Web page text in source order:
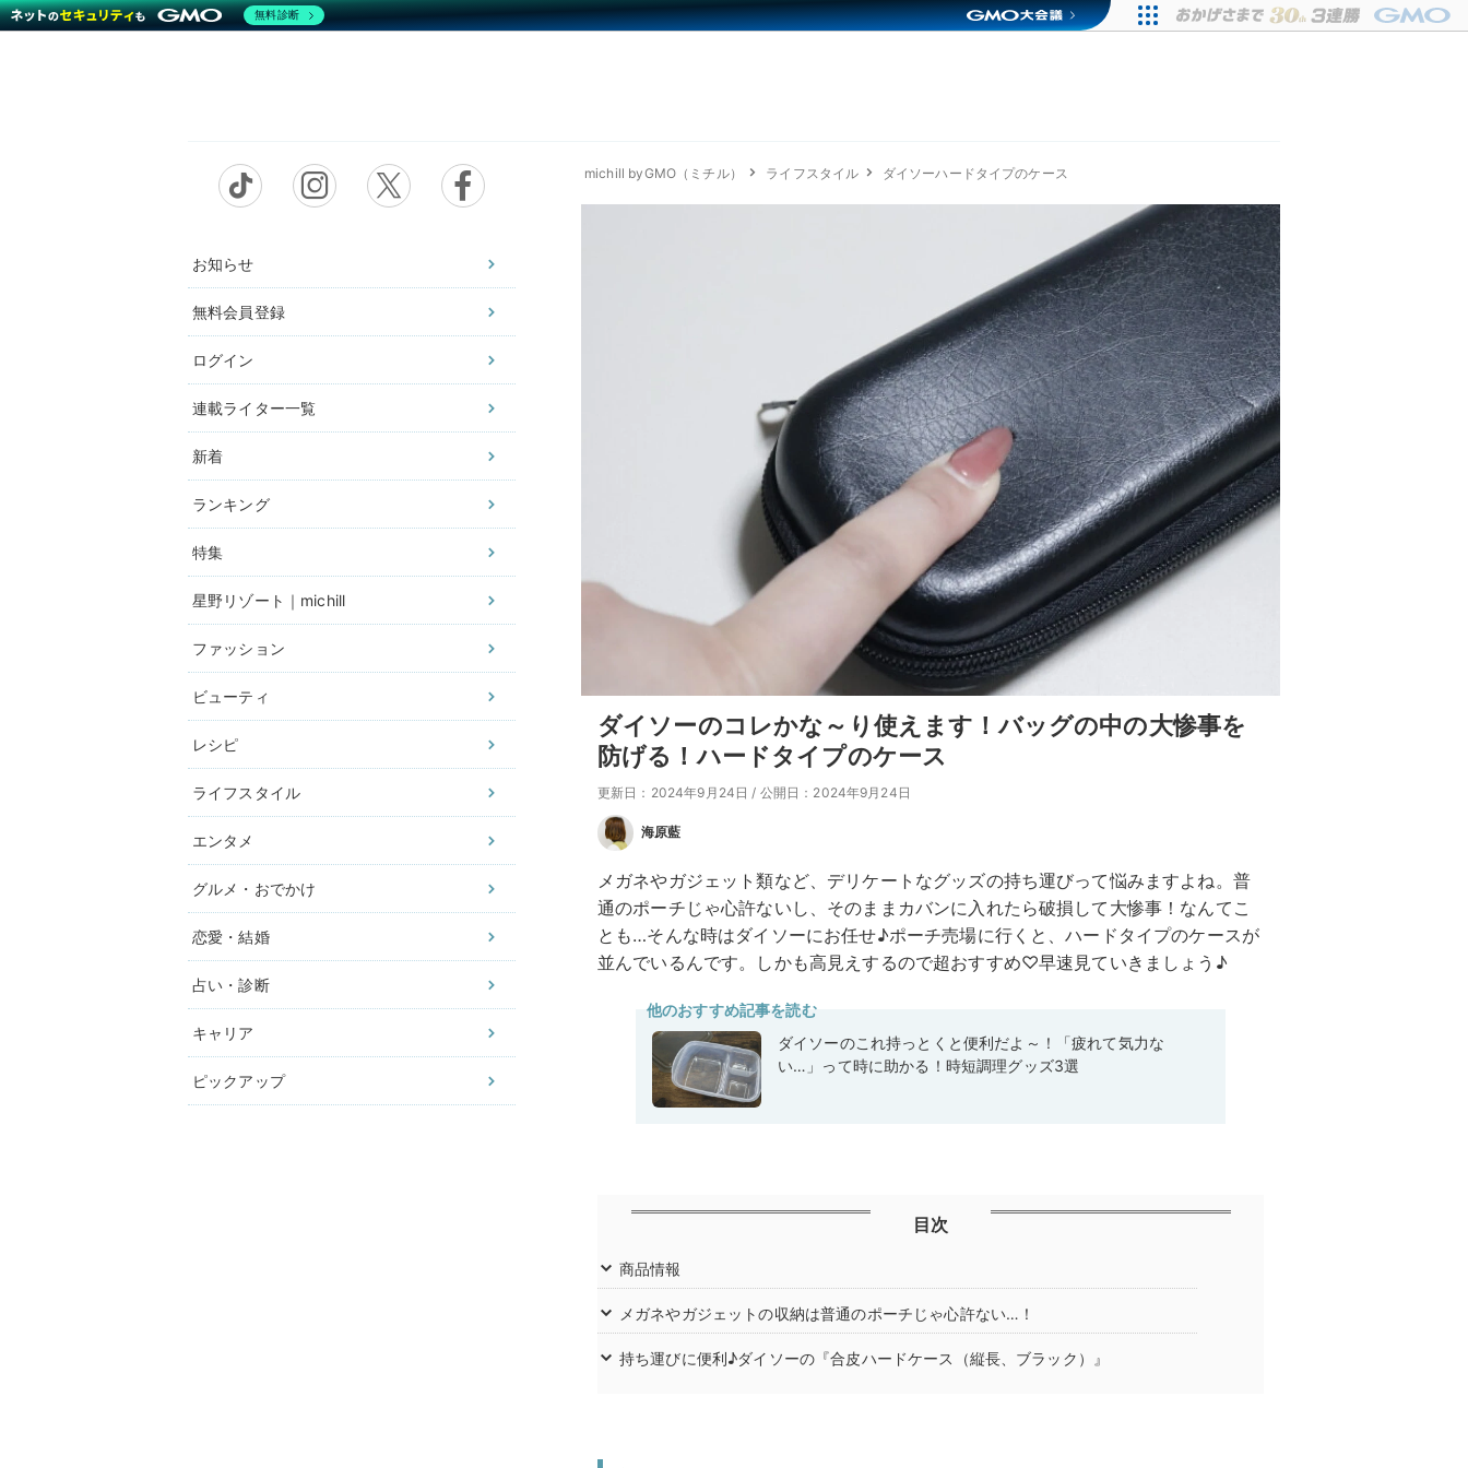
お知らせ
無料会員登録
ログイン
連載ライター一覧
新着
ランキング
特集
星野リゾート｜michill
ファッション
ビューティ
レシピ
ライフスタイル
エンタメ
グルメ・おでかけ
恋愛・結婚
占い・診断
キャリア
ピックアップ
michill byGMO（ミチル） ライフスタイル ダイソーハードタイプのケース
ダイソーのコレかな～り使えます！バッグの中の大惨事を
防げる！ハードタイプのケース
更新日：2024年9月24日 / 公開日：2024年9月24日
海原藍
メガネやガジェット類など、デリケートなグッズの持ち運びって悩みますよね。普
通のポーチじゃ心許ないし、そのままカバンに入れたら破損して大惨事！なんてこ
とも…そんな時はダイソーにお任せ♪ポーチ売場に行くと、ハードタイプのケースが
並んでいるんです。しかも高見えするので超おすすめ♡早速見ていきましょう♪
他のおすすめ記事を読む
ダイソーのこれ持っとくと便利だよ～！「疲れて気力な
い…」って時に助かる！時短調理グッズ3選
目次
商品情報
メガネやガジェットの収納は普通のポーチじゃ心許ない…！
持ち運びに便利♪ダイソーの『合皮ハードケース（縦長、ブラック）』
無料診断